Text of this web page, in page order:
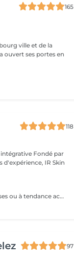
165
ville et de la
ouvert ses portes en
118
d'expérience, IR Skin
Solutions mesoestetic® pour les peaux grasses ou à tendance acnéique. Résultats dermatologiquement prouvés.Méthode professionnelle esthétique pour le traitement des peaux à tendance acnéique et séborrhéique. Nettoie en profondeur la peau des impuretés acnéiques, facilitant ainsi l'activité optimale de l'unité pilosébacée.
97